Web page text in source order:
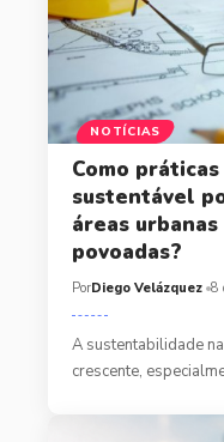
NOTÍCIAS
Como
sustentável
áreas
povoadas?
PorDiego Velázquez 8
A sustentabilidade
crescente,